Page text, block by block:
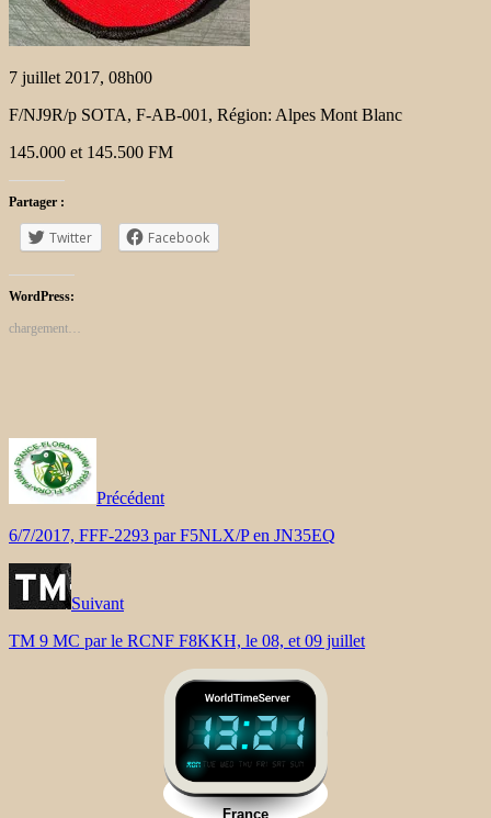
7 juillet 2017, 08h00
F/NJ9R/p SOTA, F-AB-001, Région: Alpes Mont Blanc
145.000 et 145.500 FM
Partager :
Twitter Facebook
WordPress:
chargement…
Précédent
6/7/2017, FFF-2293 par F5NLX/P en JN35EQ
Suivant
TM 9 MC par le RCNF F8KKH, le 08, et 09 juillet